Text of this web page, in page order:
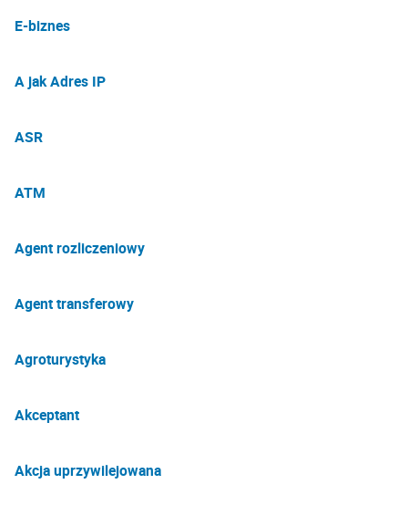
E-biznes
A jak Adres IP
ASR
ATM
Agent rozliczeniowy
Agent transferowy
Agroturystyka
Akceptant
Akcja uprzywilejowana